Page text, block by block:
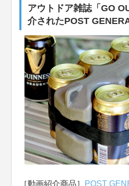
アウトドア雑誌「GO
介されたPOST
［動画紹介商品］ POST